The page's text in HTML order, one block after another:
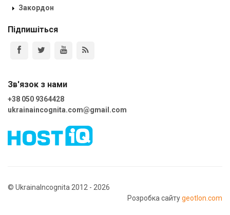
Закордон
Підпишіться
Зв'язок з нами
+38 050 9364428
ukrainaincognita.com@gmail.com
© UkrainaIncognita 2012 - 2026
Розробка сайтуgeotlon.com